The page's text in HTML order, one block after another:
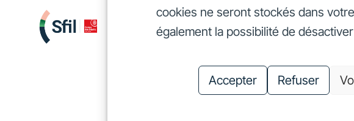
cookies ne seront stockés dans
également la possibilité de
Accepter Refuser
Nous finançons
Nous finançons
Investisseurs
Investisseurs
Nos